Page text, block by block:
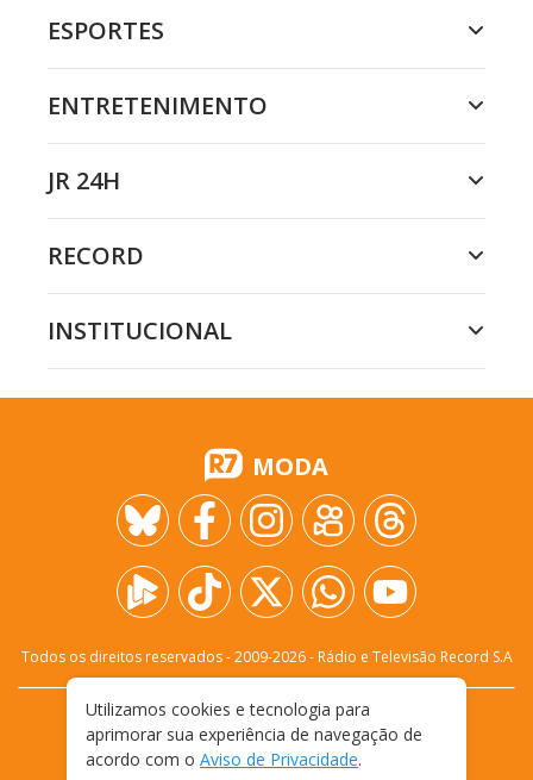
ESPORTES
ENTRETENIMENTO
JR 24H
RECORD
INSTITUCIONAL
MODA
Todos os direitos reservados - 2009-2026- Rádio e Televisão Record S.A
FALE CONOSCO
PRIVACIDADE
TERMOS E CONDIÇÕES DE USO
Utilizamos cookies e tecnologia para
aprimorar sua experiência de navegação de
acordo com o Aviso de Privacidade.